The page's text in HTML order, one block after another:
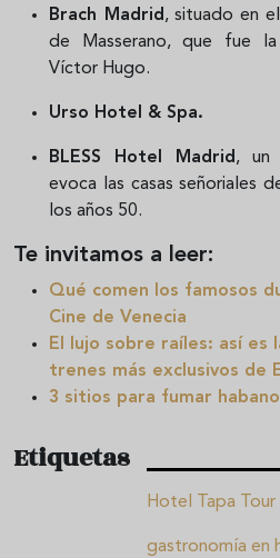
Brach Madrid, situado en
de Masserano, que fue
Víctor Hugo.
Urso Hotel & Spa.
BLESS Hotel Madrid, un
evoca las casas señoriales
los años 50.
Te invitamos a leer:
Qué comen los famosos
Cine de Venecia
El lujo sobre raíles: así es
trenes más exclusivos de
3 sitios para fumar
Etiquetas
Hotel Tapa Tour
gastronomía en